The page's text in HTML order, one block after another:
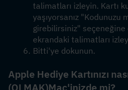
talimatları izleyin. Kartı
yaşıyorsanız "Kodunuzu
girebilirsiniz" seçeneğine
ekrandaki talimatları
Bitti'ye dokunun.
Apple Hediye Kartınızı
(OLMAK)Mac'inizde mi?